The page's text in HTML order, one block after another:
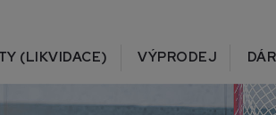
(LIKVIDACE) VÝPRODEJ